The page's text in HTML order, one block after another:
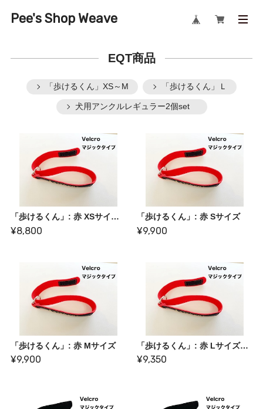
Pee's Shop Weave
EQT商品
「歩けるくん」XS～M 「歩けるくん」Ｌ
犬用アンクルレギュラー2個set
「歩けるくん」: 赤 XSサイズ【旧価格】
¥8,800
「歩けるくん」: 赤 Sサイズ
¥9,900
「歩けるくん」: 赤 Mサイズ
¥9,900
「歩けるくん」: 赤 Lサイズ【旧価格】
¥9,350